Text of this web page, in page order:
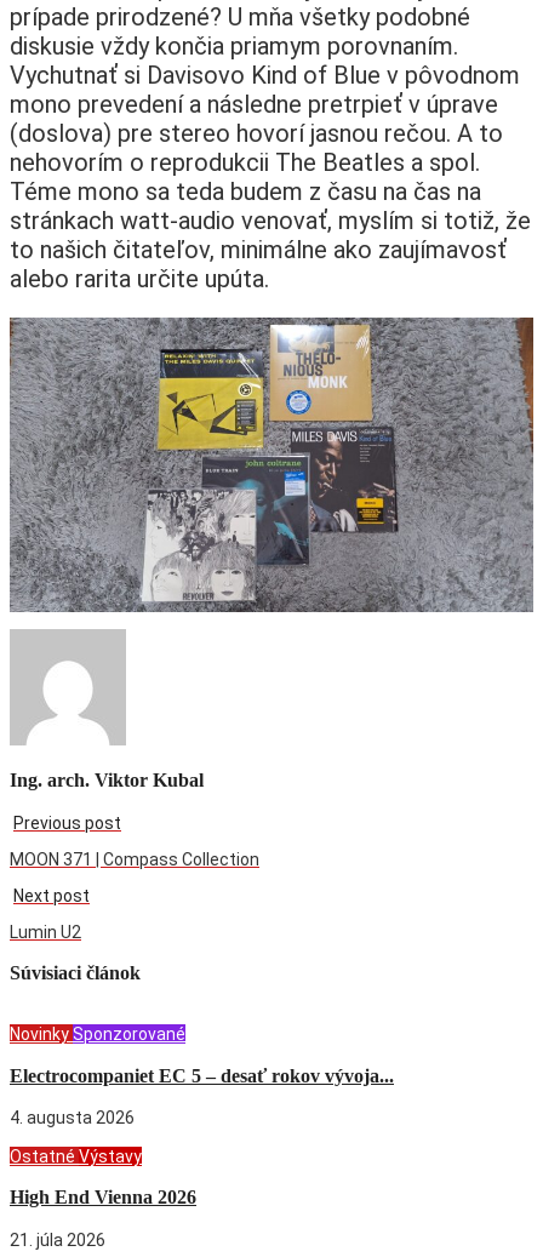
prípade prirodzené? U mňa všetky podobné
diskusie vždy končia priamym porovnaním.
Vychutnať si Davisovo Kind of Blue v pôvodnom
mono prevedení a následne pretrpieť v úprave
(doslova) pre stereo hovorí jasnou rečou. A to
nehovorím o reprodukcii The Beatles a spol.
Téme mono sa teda budem z času na čas na
stránkach watt-audio venovať, myslím si totiž, že
to našich čitateľov, minimálne ako zaujímavosť
alebo rarita určite upúta.
Ing. arch. Viktor Kubal
Previous post
MOON 371 | Compass Collection
Next post
Lumin U2
Súvisiaci článok
NovinkySponzorované
Electrocompaniet EC 5 – desať rokov vývoja...
4. augusta 2026
Ostatné Výstavy
High End Vienna 2026
21. júla 2026